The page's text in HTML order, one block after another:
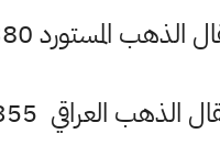
المستورد 380 الف
العراقي 355 الف